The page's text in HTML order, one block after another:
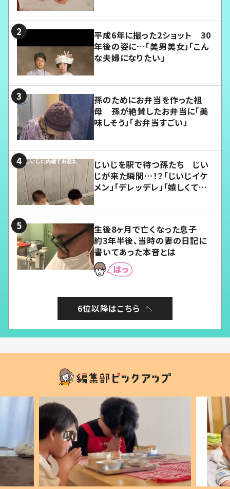
平成6年に撮った2ショット 30
年後の姿に…「美男美女」「こん
な夫婦になりたい」
孫のためにお弁当を作った祖
母 孫が絶賛したお弁当に「美
味しそう」「お弁当すごい」
じいじを駅で待つ孫たち じい
じが来た瞬間…！？「じいじイケ
メン」「デレッデレ」「嬉しくて可
生後8ヶ月で亡くなった息子
約3年半後、当時の妻の日記に
書いてあった本音とは
6位以降はこちら